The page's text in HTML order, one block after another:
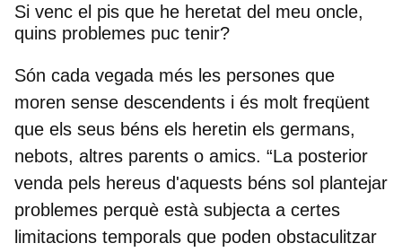
Si venc el pis que he heretat del meu oncle,
quins problemes puc tenir?
Són cada vegada més les persones que
moren sense descendents i és molt freqüent
que els seus béns els heretin els germans,
nebots, altres parents o amics. “La posterior
venda pels hereus d'aquests béns sol plantejar
problemes perquè està subjecta a certes
limitacions temporals que poden obstaculitzar